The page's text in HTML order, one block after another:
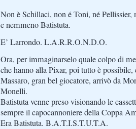
Non è Schillaci, non é Toni, né Pellissier,
e nemmeno Batistuta.
E’ Larrondo. L.A.R.R.O.N.D.O.
Ora, per immaginarselo quale colpo di
che hanno alla Pixar, poi tutto è possibile,
Massaro, gran bel giocatore, arrivò da
Monelli.
Batistuta venne preso visionando le
sempre il capocannoniere della Coppa
Era Batistuta. B.A.T.I.S.T.U.T.A.